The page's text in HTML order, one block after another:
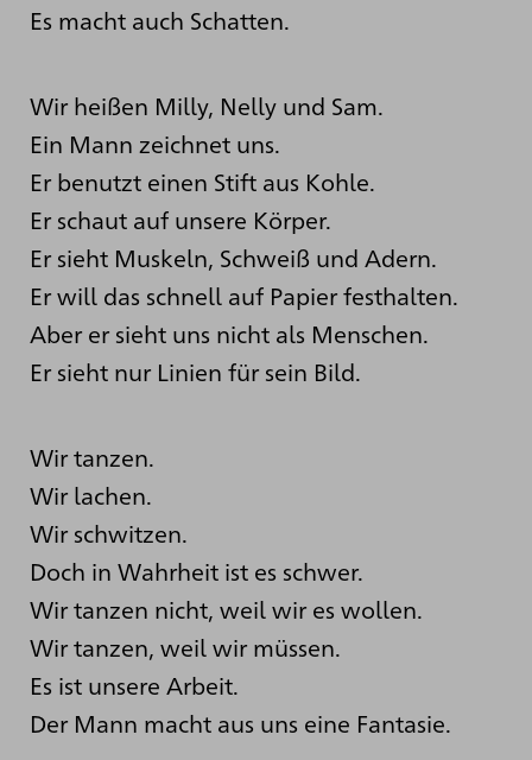
Es macht auch Schatten.
Wir heißen Milly, Nelly und Sam.
Ein Mann zeichnet uns.
Er benutzt einen Stift aus Kohle.
Er schaut auf unsere Körper.
Er sieht Muskeln, Schweiß und Adern.
Er will das schnell auf Papier festhalten.
Aber er sieht uns nicht als Menschen.
Er sieht nur Linien für sein Bild.
Wir tanzen.
Wir lachen.
Wir schwitzen.
Doch in Wahrheit ist es schwer.
Wir tanzen nicht, weil wir es wollen.
Wir tanzen, weil wir müssen.
Es ist unsere Arbeit.
Der Mann macht aus uns eine Fantasie.